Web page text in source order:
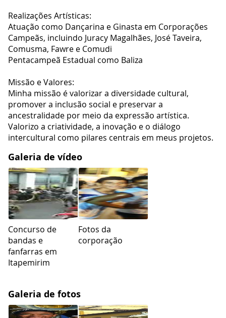
Realizações Artísticas:
Atuação como Dançarina e Ginasta em Corporações
Campeãs, incluindo Juracy Magalhães, José Taveira,
Comusma, Fawre e Comudi
Pentacampeã Estadual como Baliza
Missão e Valores:
Minha missão é valorizar a diversidade cultural,
promover a inclusão social e preservar a
ancestralidade por meio da expressão artística.
Valorizo a criatividade, a inovação e o diálogo
intercultural como pilares centrais em meus projetos.
Galeria de vídeo
Concurso de
bandas e
fanfarras em
Itapemirim
Fotos da
corporação
Galeria de fotos